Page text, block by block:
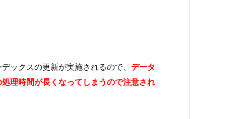
ックスの更新が実施されるので、 データ
理時間が長くなってしまうので注意され